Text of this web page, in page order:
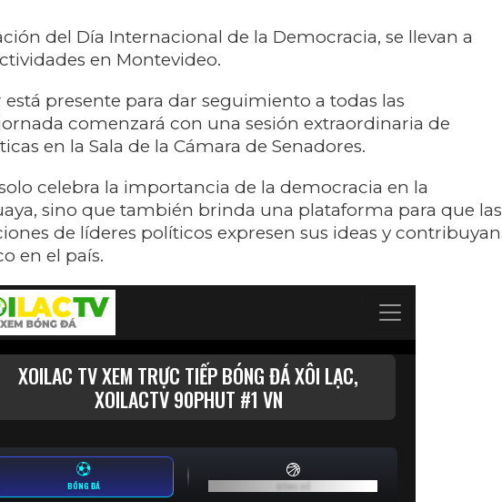
del Día Internacional de la Democracia, se llevan a
en Montevideo.
está presente para dar seguimiento a todas las
comenzará con una sesión extraordinaria de
en la Sala de la Cámara de Senadores.
celebra la importancia de la democracia en la
sino que también brinda una plataforma para que las
de líderes políticos expresen sus ideas y contribuyan
en el país.